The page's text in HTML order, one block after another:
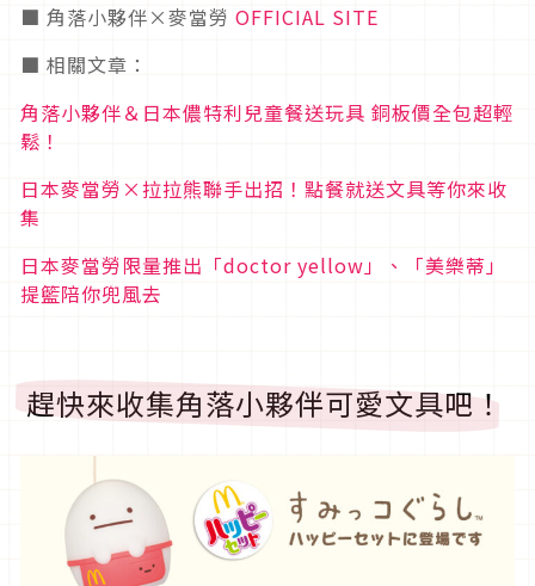
■ 角落小夥伴×麥當勞 OFFICIAL SITE
■ 相關文章：
角落小夥伴＆日本儂特利兒童餐送玩具 銅板價全包超輕
鬆！
日本麥當勞×拉拉熊聯手出招！點餐就送文具等你來收
集
日本麥當勞限量推出「doctor yellow」、「美樂蒂」
提籃陪你兜風去
趕快來收集角落小夥伴可愛文具吧！